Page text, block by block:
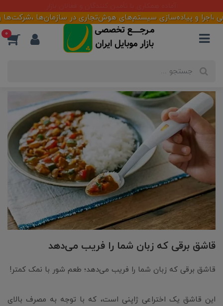
پیاده‌سازی سیستم‌های هوش‌تجاری در سازمان‌ها ،شرکت‌ها و
0
قاشق برقی که زبان شما را فریب می‌دهد
قاشق برقی که زبان شما را فریب می‌دهد؛ طعم شور با نمک کمتر!
این قاشق یک اختراعی ژاپنی است، که با توجه به مصرف بالای